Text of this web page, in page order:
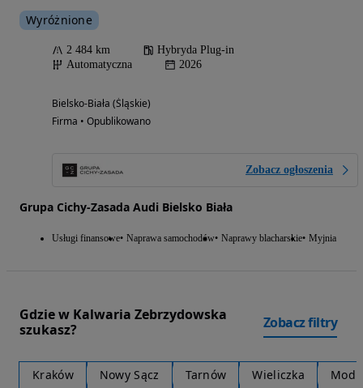
Wyróżnione
2 484 km
Hybryda Plug-in
Automatyczna
2026
Bielsko-Biała (Śląskie)
Firma • Opublikowano
Zobacz ogłoszenia
Grupa Cichy-Zasada Audi Bielsko Biała
Usługi finansowe Naprawa samochodów Naprawy blacharskie Myjnia
Gdzie w Kalwaria Zebrzydowska
szukasz?
Zobacz filtry
Kraków Nowy Sącz Tarnów Wieliczka